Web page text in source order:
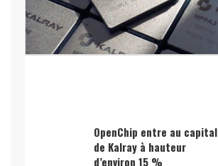
OpenChip entre au capital
de Kalray à hauteur
d’environ 15 %